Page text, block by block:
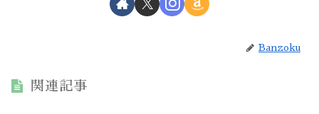
Banzoku
関連記事